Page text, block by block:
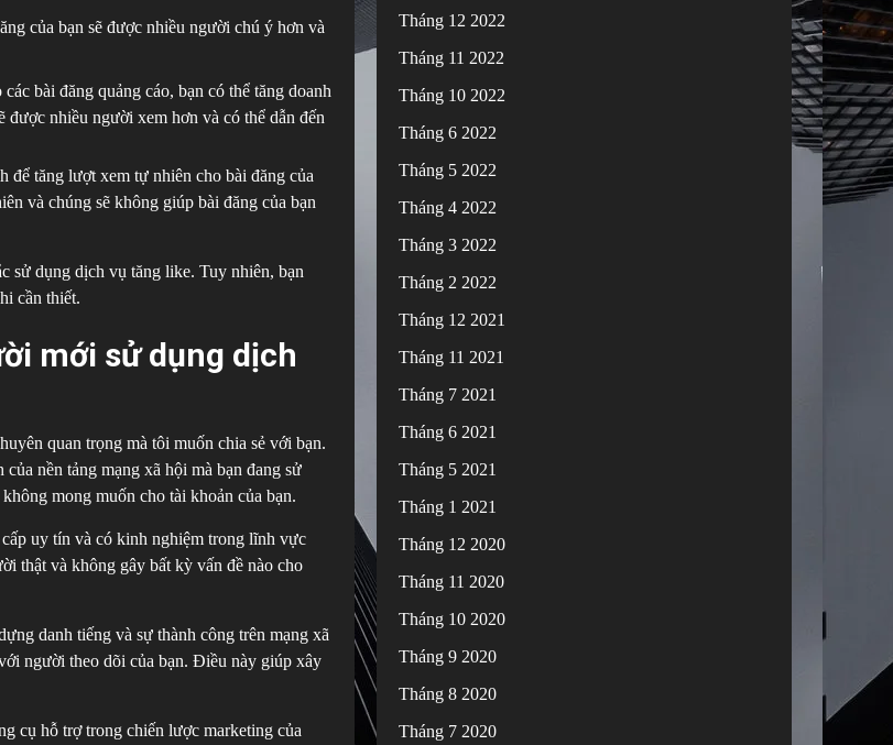
của bạn sẽ được nhiều người chú ý hơn và
bài đăng quảng cáo, bạn có thể tăng doanh
nhiều người xem hơn và có thể dẫn đến
để tăng lượt xem tự nhiên cho bài đăng của
và chúng sẽ không giúp bài đăng của bạn
sử dụng dịch vụ tăng like. Tuy nhiên, bạn
cần thiết.
mới sử dụng dịch
quan trọng mà tôi muốn chia sẻ với bạn.
nền tảng mạng xã hội mà bạn đang sử
mong muốn cho tài khoản của bạn.
uy tín và có kinh nghiệm trong lĩnh vực
thật và không gây bất kỳ vấn đề nào cho
danh tiếng và sự thành công trên mạng xã
người theo dõi của bạn. Điều này giúp xây
cụ hỗ trợ trong chiến lược marketing của
Tháng 12 2022
Tháng 11 2022
Tháng 10 2022
Tháng 6 2022
Tháng 5 2022
Tháng 4 2022
Tháng 3 2022
Tháng 2 2022
Tháng 12 2021
Tháng 11 2021
Tháng 7 2021
Tháng 6 2021
Tháng 5 2021
Tháng 1 2021
Tháng 12 2020
Tháng 11 2020
Tháng 10 2020
Tháng 9 2020
Tháng 8 2020
Tháng 7 2020